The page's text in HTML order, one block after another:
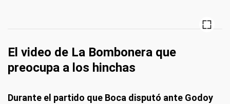
El video de La Bombonera que
preocupa a los hinchas
Durante el partido que Boca disputó ante Godoy